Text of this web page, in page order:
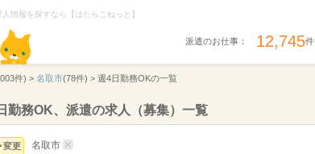
情報を探すなら【はたらこねっと】
派遣のお仕事： 12,745件
件) > 名取市(78件) > 週4日勤務OKの一覧
勤務OK、派遣の求人（募集）一覧
変更 名取市